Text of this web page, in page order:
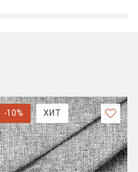
-10% ХИТ